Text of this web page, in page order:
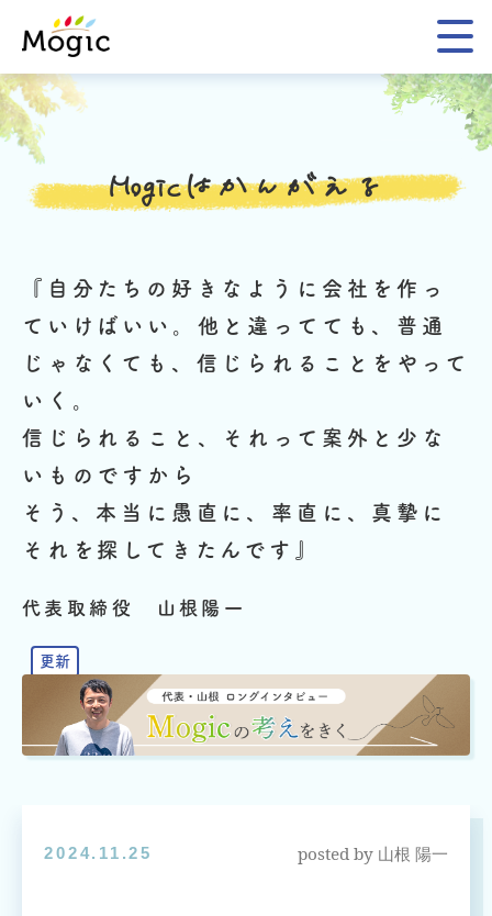
Mogic
Mogicはかんがえる
『自分たちの好きなように会社を作っ
ていけばいい。 他と違ってても、普通
じゃなくても、信じられることをやって
いく。
信じられること、それって案外と少な
いものですから
そう、本当に愚直に、率直に、真摯に
それを探してきたんです』
代表取締役 山根陽一
2024.11.25 posted by 山根 陽一